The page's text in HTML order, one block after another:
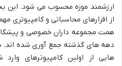
ارزشمند موزه محسوب می شود.
از افزارهای محاسباتی و کامپیوتری
همت مجموعه داران خصوصی و
دهه های گذشته جمع آوری شده اند.
هایی از اولین کامپیوترهای